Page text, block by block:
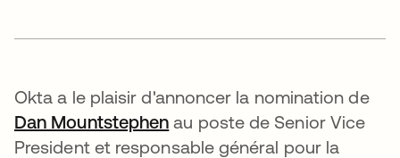
Okta a le plaisir d'annoncer la nomination de
Dan Mountstephen s’ouvre dans un nouvel
au poste de Senior Vice
President et responsable général pour la